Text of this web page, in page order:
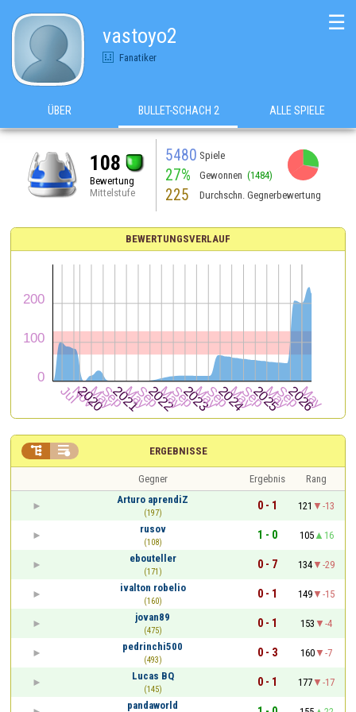
vastoyo2
Fanatiker
☰
ÜBER BULLET-SCHACH 2 ALLE SPIELE
108
Bewertung
Mittelstufe
5480 Spiele
27% Gewonnen (1484)
225 Durchschn. Gegnerbewertung
BEWERTUNGSVERLAUF
ERGEBNISSE
 
Gegner Ergebnis
Rang
Arturo aprendiZ
(197)
0 - 1 121
-13
rusov
(108)
1 - 0 105
16
ebouteller
(171)
0 - 7 134
-29
ivalton robelio
(160)
0 - 1 149
-15
jovan89
(475)
0 - 1 153
-4
pedrinchi500
(493)
0 - 3 160
-7
Lucas BQ
(145)
0 - 1 177
-17
pandaworld